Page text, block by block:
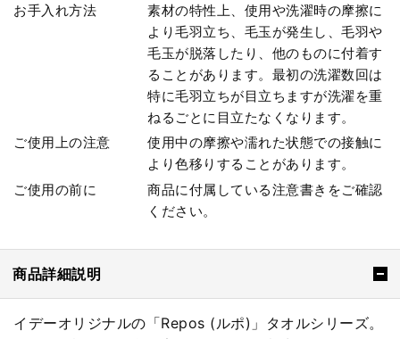
お手入れ方法
素材の特性上、使用や洗濯時の摩擦に
より毛羽立ち、毛玉が発生し、毛羽や
毛玉が脱落したり、他のものに付着す
ることがあります。最初の洗濯数回は
特に毛羽立ちが目立ちますが洗濯を重
ねるごとに目立たなくなります。
ご使用上の注意
使用中の摩擦や濡れた状態での接触に
より色移りすることがあります。
ご使用の前に
商品に付属している注意書きをご確認
ください。
商品詳細説明
イデーオリジナルの「Repos (ルポ)」タオルシリーズ。